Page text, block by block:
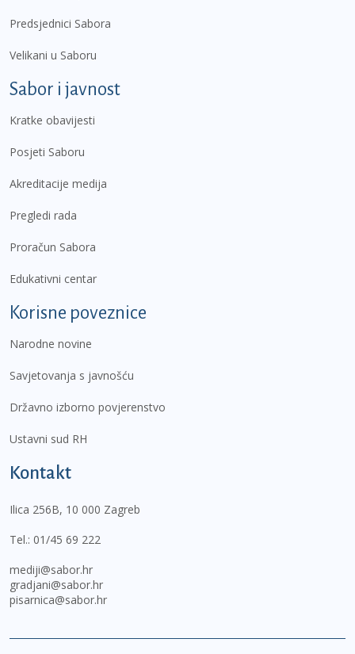
Predsjednici Sabora
Velikani u Saboru
Sabor i javnost
Kratke obavijesti
Posjeti Saboru
Akreditacije medija
Pregledi rada
Proračun Sabora
Edukativni centar
Korisne poveznice
Narodne novine
Savjetovanja s javnošću
Državno izborno povjerenstvo
Ustavni sud RH
Kontakt
Ilica 256B, 10 000 Zagreb
Tel.: 01/45 69 222
mediji@sabor.hr
gradjani@sabor.hr
pisarnica@sabor.hr